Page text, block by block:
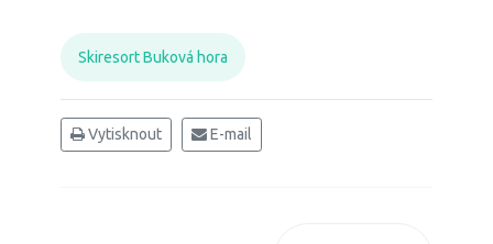
Skiresort Buková hora
Vytisknout E-mail